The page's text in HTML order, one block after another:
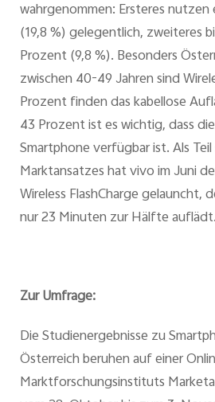
wahrgenommen: Ersteres
(19,8 %) gelegentlich, zweiteres
Prozent (9,8 %). Besonders
zwischen 40-49 Jahren sind
Prozent finden das kabellose
43 Prozent ist es wichtig, dass
Smartphone verfügbar ist. Als
Marktansatzes hat vivo im Juni
Wireless FlashCharge gelauncht,
nur 23 Minuten zur Hälfte auflädt.
Zur Umfrage:
Die Studienergebnisse zu
Österreich beruhen auf einer
Marktforschungsinstituts